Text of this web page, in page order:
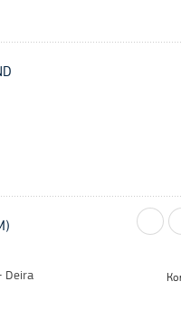
Deira